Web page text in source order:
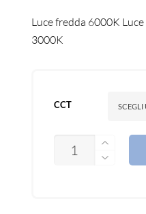
Luce fredda 6000K
3000K
CCT